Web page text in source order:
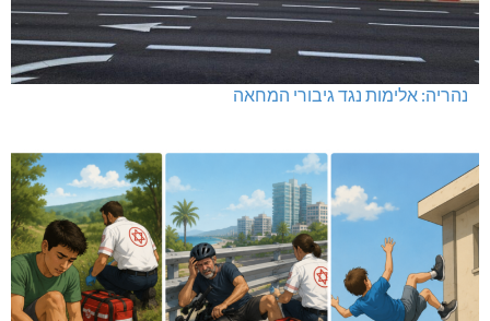
נהריה: אלימות נגד גיבורי המחאה